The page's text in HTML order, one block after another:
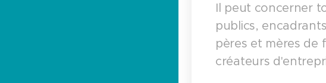
Il peut concerner
publics,
pères et mères de
créateurs